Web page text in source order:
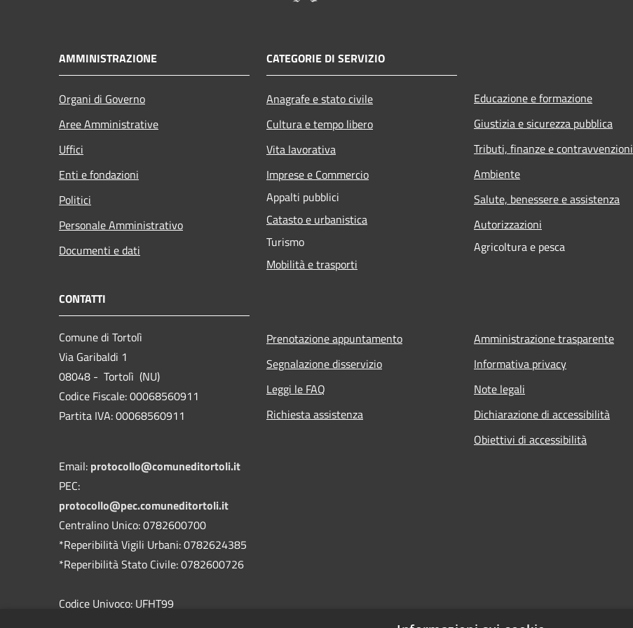
AMMINISTRAZIONE
Organi di Governo
Aree Amministrative
Uffici
Enti e fondazioni
Politici
Personale Amministrativo
Documenti e dati
CATEGORIE DI SERVIZIO
Anagrafe e stato civile
Cultura e tempo libero
Vita lavorativa
Imprese e Commercio
Appalti pubblici
Catasto e urbanistica
Turismo
Mobilità e trasporti
Educazione e formazione
Giustizia e sicurezza pubblica
Tributi, finanze e contravvenzioni
Ambiente
Salute, benessere e assistenza
Autorizzazioni
Agricoltura e pesca
CONTATTI
Comune di Tortolì
Via Garibaldi 1
08048 - Tortolì (NU)
Codice Fiscale: 00068560911
Partita IVA: 00068560911
Email: protocollo@comuneditortoli.it
PEC:
protocollo@pec.comuneditortoli.it
Centralino Unico: 0782600700
*Reperibilità Vigili Urbani: 0782624385
*Reperibilità Stato Civile: 0782600726
Codice Univoco: UFHT99
Prenotazione appuntamento
Segnalazione disservizio
Leggi le FAQ
Richiesta assistenza
Amministrazione trasparente
Informativa privacy
Note legali
Dichiarazione di accessibilità
Obiettivi di accessibilità